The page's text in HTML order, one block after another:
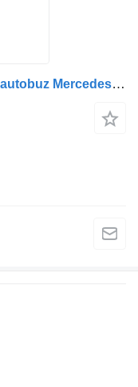
Etrier frana ZF 0501220608 pentru autobuz Mercedes-Benz